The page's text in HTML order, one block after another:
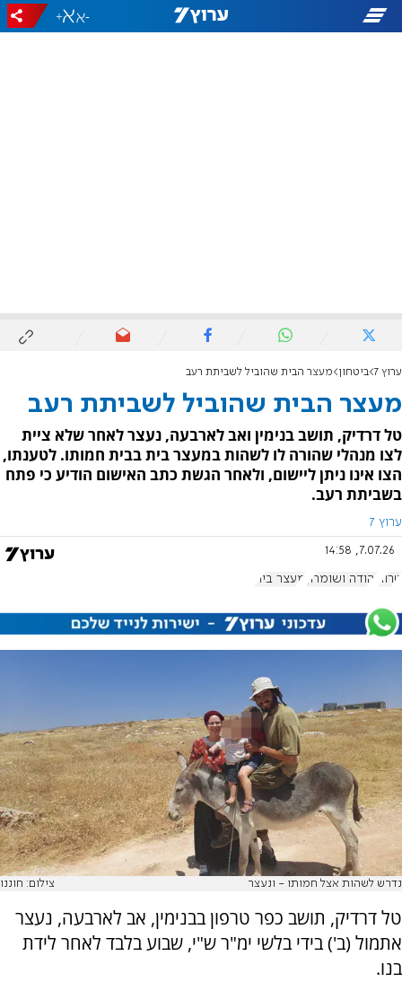
-
+
ערוץ 7 ביטחון מעצר הבית שהוביל לשביתת רעב
מעצר הבית שהוביל לשביתת רעב
טל דרדיק, תושב בנימין ואב לארבעה, נעצר לאחר שלא ציית
לצו מנהלי שהורה לו לשהות במעצר בית בבית חמותו. לטענתו,
הצו אינו ניתן ליישום, ולאחר הגשת כתב האישום הודיע כי פתח
בשביתת רעב.
ערוץ 7
7.07.26, 14:58
טרור יהודה ושומרון מעצר בית
נדרש לשהות אצל חמותו - ונעצר צילום: חוננו
טל דרדיק, תושב כפר טרפון בבנימין, אב לארבעה, נעצר
אתמול (ב') בידי בלשי ימ"ר ש"י, שבוע בלבד לאחר לידת
בנו.